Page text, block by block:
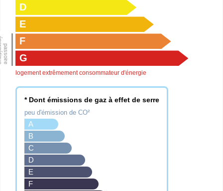
D
E
F
G
logement extrêmement consommateur d'énergie
* Dont émissions de gaz à effet de serre
peu d'émission de CO²
A
B
C
D
E
F